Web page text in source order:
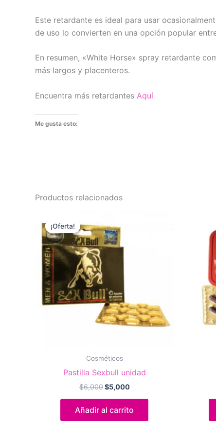
Este retardante es ideal para usar
de uso lo convierten en una opción popular
En resumen, «White Horse» spray retardante
más largos y placenteros.
Encuentra más retardantes Aquí
Me gusta esto:
Productos relacionados
¡Oferta!
¡Oferta!
Cosméticos
Pastilla Sexbull unidad
$6,000 El
era:
$6,000.
$5,000El
es:
$5,000.
Añadir al carrito